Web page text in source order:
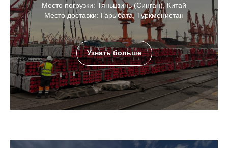
Место погрузки: Тяньцзинь (Синган), Китай
Место доставки: Гарыбата, Туркменистан
Узнать больше